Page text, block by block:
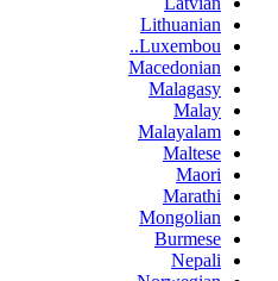
Lithuanian
Luxembou..
Macedonian
Malagasy
Malay
Malayalam
Maltese
Maori
Marathi
Mongolian
Burmese
Nepali